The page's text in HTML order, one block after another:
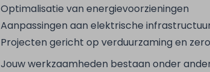
Optimalisatie van energievoorzieningen
Aanpassingen aan elektrische
Projecten gericht op verduurzaming en
Jouw werkzaamheden bestaan onder